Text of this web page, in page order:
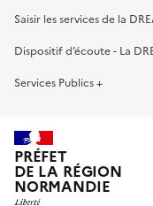
Saisir les services de la
Dispositif d’écoute - La
Services Publics +
PRÉFET
DE LA RÉGION
NORMANDIE